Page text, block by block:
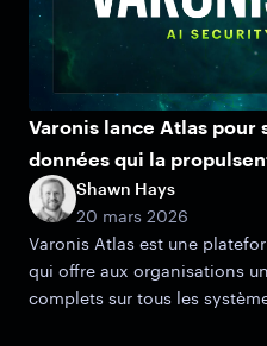
Varonis lance Atlas pour
données qui la
Shawn Hays
20 mars 2026
Varonis Atlas est une
qui offre aux organisations
complets sur tous les